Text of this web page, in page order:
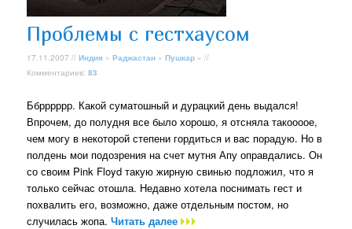
Проблемы с гестхаусом
17.11.2007 //Индия »Раджастан »Пушкар » //
Комментариев:83
Ббрррррр. Какой суматошный и дурацкий день выдался!
Впрочем, до полудня все было хорошо, я отсняла такоооое,
чем могу в некоторой степени гордиться и вас порадую. Но в
полдень мои подозрения на счет мутня Апу оправдались. Он
со своим Pink Floyd такую жирную свинью подложил, что я
только сейчас отошла. Недавно хотела поснимать гест и
похвалить его, возможно, даже отдельным постом, но
случилась жопа.Читать далее